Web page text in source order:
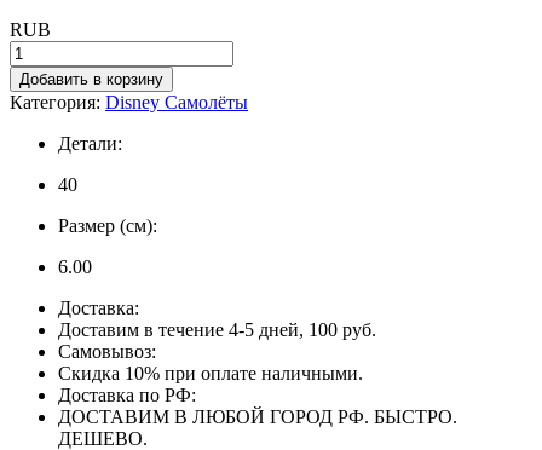
RUB
Добавить в корзину
Категория: Disney Самолёты
Детали:
40
Размер (см):
6.00
Доставка:
Доставим в течение 4-5 дней, 100 руб.
Самовывоз:
Скидка 10% при оплате наличными.
Доставка по РФ:
ДОСТАВИМ В ЛЮБОЙ ГОРОД РФ. БЫСТРО.
ДЕШЕВО.